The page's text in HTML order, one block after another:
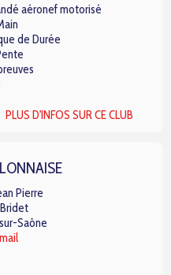
aéronef motorisé
de Durée
PLUS D'INFOS SUR CE CLUB
Pierre
Saône